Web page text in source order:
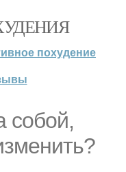
похудение
собой,